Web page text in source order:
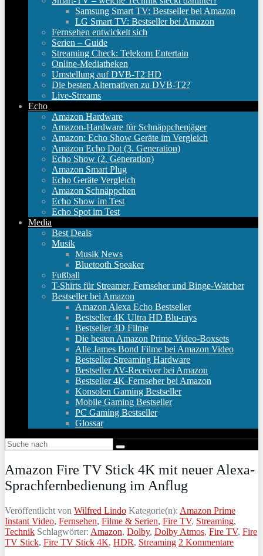
Samsung Smart TV: Bestseller bei Amazon
LG Smart TV: Bestseller bei Amazon
Fernsehen entwickelt sich
Serien – Guide
Streaming Check: Telekom Entertain
Online-Mediatheken
Umstellung auf DVB-T2 HD
Die besten Alternativen zu DVB-T2?
Live-Streams
Echo
Amazon Hardware
Amazon-Hardware für Schnäppchenjäger
Amazon: Echo Show Geräte im Vergleich
Amazon Echo Dot (3. Generation)
Echo Show (2. Generation)
Amazon Smart Plug
Echo Geräte Vergleich
Amazon Schnäppchen
Echo Show im Test
Echo Spot im Test
Media
Best Deals
Musik
Musik News
Bluetooth Speaker
Fußball
T-Shirts für Streamer, Fernseher und Binge-Watcher
Bestseller bei Amazon
Amazon Alexa Echo Bestseller
Bestseller 4K Ultra HD Blu-rays
Bestseller 3D Filme
Die besten Amazon Prime Video-Boxsets
Alle James Bond Filme bei Amazon Video
Bestseller Streaming Hardware
Bestseller AV-Receiver bei Amazon
Bestseller 4K-Fernseher bei Amazon
Konsolen Gaming Bestseller
Mobile Gaming Bestseller
PC Gaming Bestseller
Glossar
Amazon Fire TV Stick 4K mit neuer Alexa-
Sprachfernbedienung im Anflug
Veröffentlicht von Wilfred Lindo Kategorie(n): Amazon Prime
Instant Video, Fernsehen, Filme & Serien, Fire TV, Streaming,
Technik Schlagwörter: Amazon, Dolby, Dolby Atmos, Fire TV, Fire
TV Stick, Fire TV Stick 4K, HDR, Streaming 2 Kommentare